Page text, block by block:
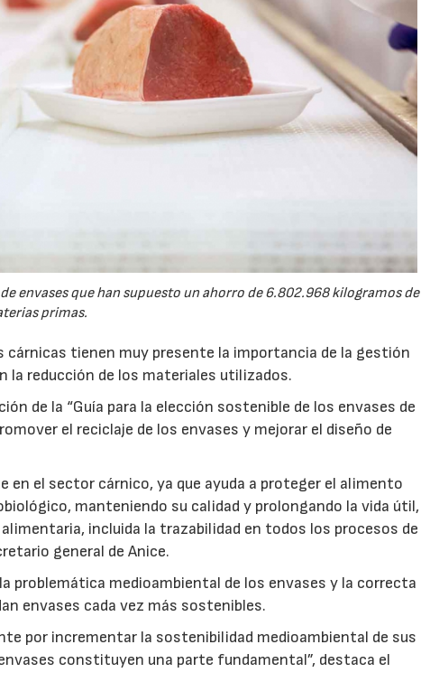
envases que han supuesto un ahorro de 6.802.968 kilogramos de
primas.
tienen muy presente la importancia de la gestión
la reducción de los materiales utilizados.
de la “Guía para la elección sostenible de los envases de
el reciclaje de los envases y mejorar el diseño de
el sector cárnico, ya que ayuda a proteger el alimento
manteniendo su calidad y prolongando la vida útil,
incluida la trazabilidad en todos los procesos de
general de Anice.
problemática medioambiental de los envases y la correcta
envases cada vez más sostenibles.
por incrementar la sostenibilidad medioambiental de sus
constituyen una parte fundamental”, destaca el